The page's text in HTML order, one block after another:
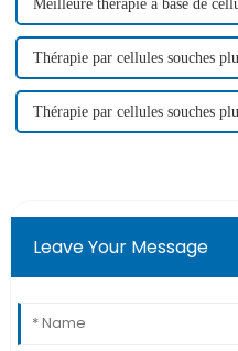
Meilleure thérapie à base de
Thérapie par cellules souches
Thérapie par cellules souches
Leave Your Message